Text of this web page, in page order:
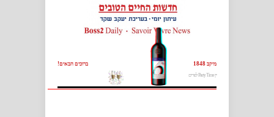
ברוכים הבאים! מיקב 1848
יין Party Time לפורים